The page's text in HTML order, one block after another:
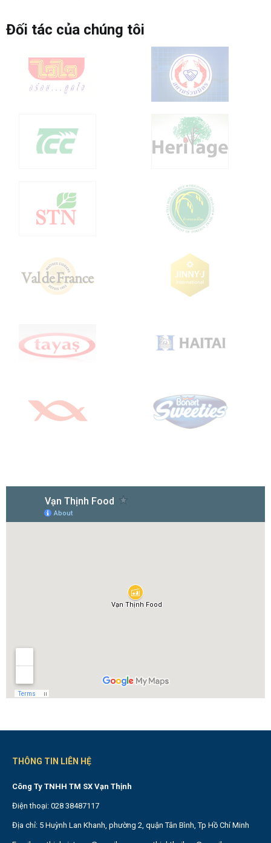
Đối tác của chúng tôi
THÔNG TIN LIÊN HỆ
Công Ty TNHH TM SX Vạn Thịnh
Điện thoại: 028 38487117
Địa chỉ: 5 Huỳnh Lan Khanh, phường 2, quận Tân Bình, Tp Hồ Chí Minh